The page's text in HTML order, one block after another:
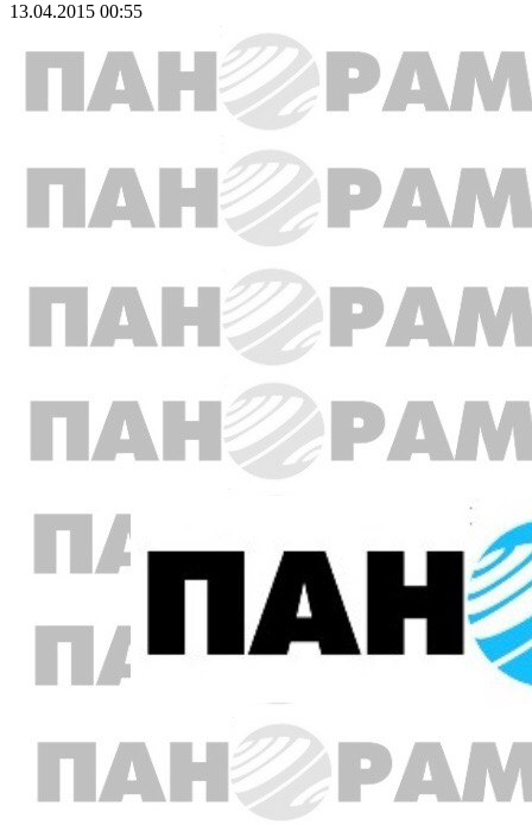
13.04.2015 00:55